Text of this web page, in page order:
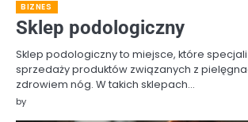
BIZNES
Sklep podologiczny
Sklep podologiczny to miejsce, które
sprzedaży produktów związanych z
zdrowiem nóg. W takich sklepach…
by